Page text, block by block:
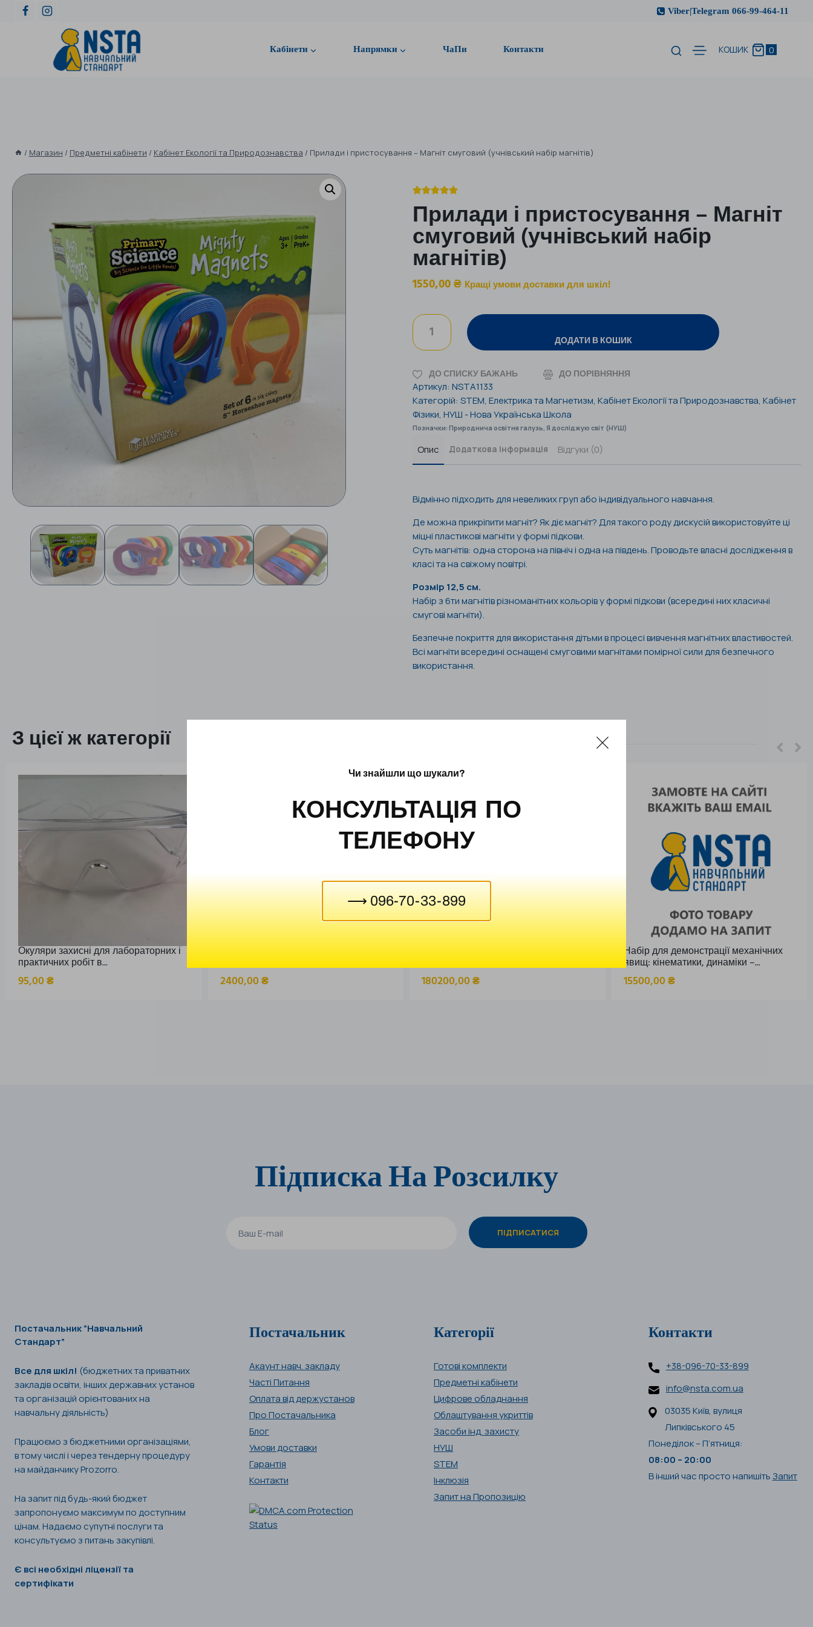
Viber|Telegram 066-99-464-11
Кабінети Напрямки ЧаПи Контакти КОШИК 0
/ Магазин / Предметні кабінети / Кабінет Екології та Природознавства / Прилади і пристосування – Магніт смуговий (учнівський набір магнітів)

Прилади і пристосування – Магніт
смуговий (учнівський набір
магнітів)
1550,00₴ Кращі умови доставки для шкіл!
ДОДАТИ В КОШИК
ДО СПИСКУ БАЖАНЬ ДО ПОРІВНЯННЯ
Артикул: NSTA1133
Категорій: STEM, Електрика та Магнетизм, Кабінет Екології та Природознавства, Кабінет
Фізики, НУШ - Нова Українська Школа
Позначки: Природнича освітня галузь Я досліджую світ (НУШ)
Опис Додаткова інформація Відгуки (0)
Відмінно підходить для невеликих груп або індивідуального навчання.
Де можна прикріпити магніт? Як діє магніт? Для такого роду дискусій використовуйте ці
міцні пластикові магніти у формі підкови.
Суть магнітів: одна сторона на північ і одна на південь. Проводьте власні дослідження в
класі та на свіжому повітрі.
Розмір 12,5 см.
Набір з 6ти магнітів різноманітних кольорів у формі підкови (всередині них класичні
смугові магніти).
Безпечне покриття для використання дітьми в процесі вивчення магнітних властивостей.
Всі магніти всередині оснащені смуговими магнітами помірної сили для безпечного
використання.
З цієї ж категорії
Окуляри захисні для лабораторних і
практичних робіт в...
95,00₴
Комбінований лабораторний хімічний
штатив ШХЛ
2400,00₴
Інтерактивна панель-дисплей IQTouch
J SERIES 75″
180200,00₴
Набір для демонстрації механічних
явищ: кінематики, динаміки –...
15500,00₴
Підписка На Розсилку
Постачальник “Навчальний
Стандарт”
Все для шкіл! (бюджетних та приватних
закладів освіти, інших державних установ
та організацій орієнтованих на
навчальну діяльність)
Працюємо з бюджетними організаціями,
в тому числі і через тендерну процедуру
на майданчику Prozorro.
На запит під будь-який бюджет
запропонуємо максимум по доступним
цінам. Надаємо супутні послуги та
консультуємо з питань закупівлі.
Є всі необхідні ліцензії та
сертифікати
Постачальник
Акаунт навч. закладу
Часті Питання
Оплата від держустанов
Про Постачальника
Блог
Умови доставки
Гарантія
Контакти
Категорії
Готові комплекти
Предметні кабінети
Цифрове обладнання
Облаштування укриттів
Засоби інд. захисту
НУШ
STEM
Інклюзія
Запит на Пропозицію
Контакти
+38-096-70-33-899
info@nsta.com.ua
03035 Київ, вулиця
Липківського 45
Понеділок – П’ятниця:
08:00 – 20:00
В інший час просто напишітьЗапит
Чи знайшли що шукали?
КОНСУЛЬТАЦІЯ ПО
ТЕЛЕФОНУ
⟶ 096-70-33-899